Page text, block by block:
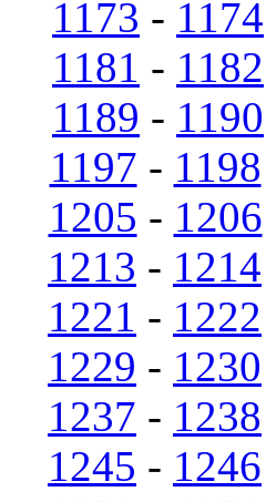
1173 - 1174
1181 - 1182
1189 - 1190
1197 - 1198
1205 - 1206
1213 - 1214
1221 - 1222
1229 - 1230
1237 - 1238
1245 - 1246